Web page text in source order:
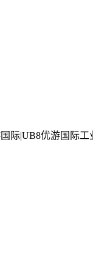
际|UB8优游国际工